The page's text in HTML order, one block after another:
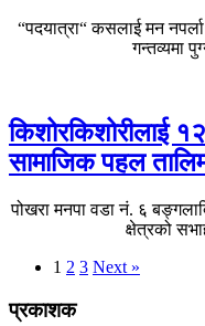
“पदयात्रा“ कसलाई मन
गन्तव्यमा
किशोरकिशोरीलाई
सामाजिक पहल
पोखरा मनपा वडा नं. ६
क्षेत्रको
1 2 3 Next »
प्रकाशक